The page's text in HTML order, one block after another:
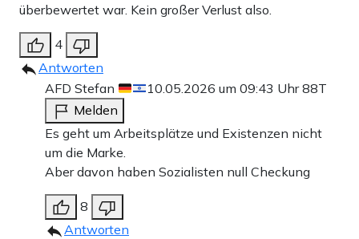
überbewertet war. Kein großer Verlust also.
4
Antworten
AFD Stefan
10.05.2026 um 09:43 Uhr88T
Melden
Es geht um Arbeitsplätze und Existenzen nicht
um die Marke.
Aber davon haben Sozialisten null Checkung
8
Antworten